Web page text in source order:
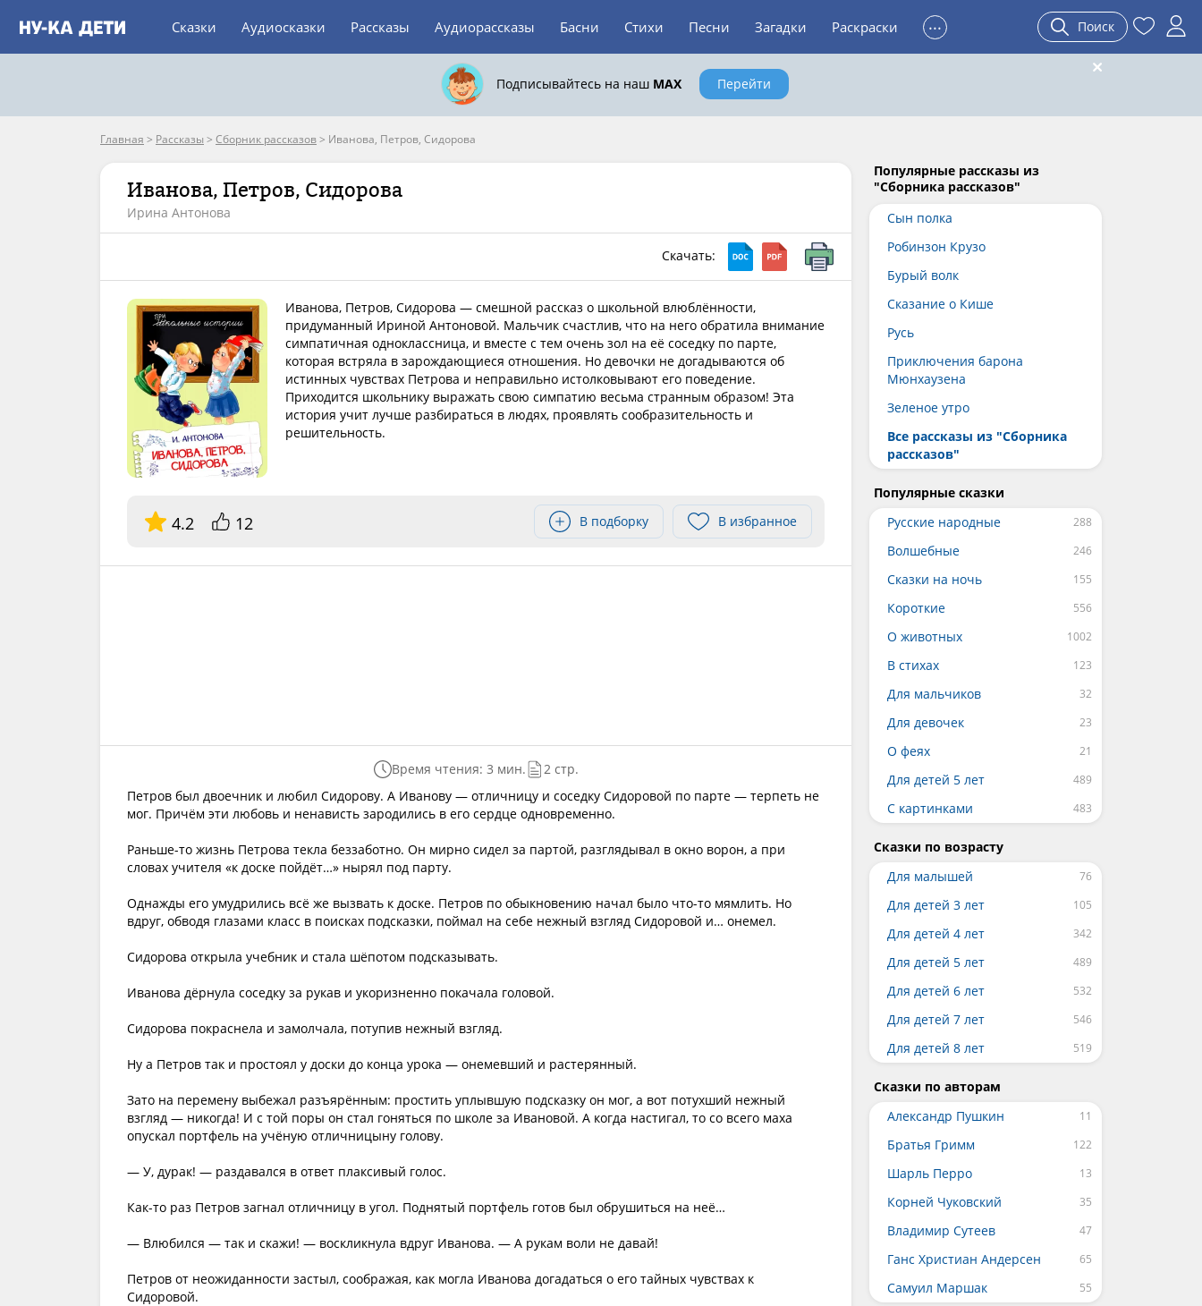
Сказки Аудиосказки Рассказы Аудиорассказы Басни Стихи Песни Загадки Раскраски ... Поиск
Подписывайтесь на наш MAX Перейти
Главная > Рассказы > Сборник рассказов> Иванова, Петров, Сидорова
Иванова, Петров, Сидорова
Ирина Антонова
Скачать:
Иванова, Петров, Сидорова — смешной рассказ о школьной влюблённости,
придуманный Ириной Антоновой. Мальчик счастлив, что на него обратила внимание
симпатичная одноклассница, и вместе с тем очень зол на её соседку по парте,
которая встряла в зарождающиеся отношения. Но девочки не догадываются об
истинных чувствах Петрова и неправильно истолковывают его поведение.
Приходится школьнику выражать свою симпатию весьма странным образом! Эта
история учит лучше разбираться в людях, проявлять сообразительность и
решительность.
4.2 12 В подборку В избранное
Время чтения: 3 мин.
2 стр.
Петров был двоечник и любил Сидорову. А Иванову — отличницу и соседку Сидоровой по парте — терпеть не
мог. Причём эти любовь и ненависть зародились в его сердце одновременно.
Раньше-то жизнь Петрова текла беззаботно. Он мирно сидел за партой, разглядывал в окно ворон, а при
словах учителя «к доске пойдёт…» нырял под парту.
Однажды его умудрились всё же вызвать к доске. Петров по обыкновению начал было что-то мямлить. Но
вдруг, обводя глазами класс в поисках подсказки, поймал на себе нежный взгляд Сидоровой и… онемел.
Сидорова открыла учебник и стала шёпотом подсказывать.
Иванова дёрнула соседку за рукав и укоризненно покачала головой.
Сидорова покраснела и замолчала, потупив нежный взгляд.
Ну а Петров так и простоял у доски до конца урока — онемевший и растерянный.
Зато на перемену выбежал разъярённым: простить уплывшую подсказку он мог, а вот потухший нежный
взгляд — никогда! И с той поры он стал гоняться по школе за Ивановой. А когда настигал, то со всего маха
опускал портфель на учёную отличницыну голову.
— У, дурак! — раздавался в ответ плаксивый голос.
Как-то раз Петров загнал отличницу в угол. Поднятый портфель готов был обрушиться на неё…
— Влюбился — так и скажи! — воскликнула вдруг Иванова. — А рукам воли не давай!
Петров от неожиданности застыл, соображая, как могла Иванова догадаться о его тайных чувствах к
Сидоровой.
Популярные рассказы из
"Сборника рассказов"
Сын полка
Робинзон Крузо
Бурый волк
Сказание о Кише
Русь
Приключения барона
Мюнхаузена
Зеленое утро
Все рассказы из "Сборника
рассказов"
Популярные сказки
Русские народные
Волшебные
Сказки на ночь
Короткие
О животных
В стихах
Для мальчиков
Для девочек
О феях
Для детей 5 лет
С картинками
Сказки по возрасту
Для малышей
Для детей 3 лет
Для детей 4 лет
Для детей 5 лет
Для детей 6 лет
Для детей 7 лет
Для детей 8 лет
Сказки по авторам
Александр Пушкин
Братья Гримм
Шарль Перро
Корней Чуковский
Владимир Сутеев
Ганс Христиан Андерсен
Самуил Маршак